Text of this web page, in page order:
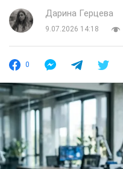
Дарина Герцева
9.07.2026 14:18
0